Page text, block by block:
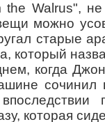
the Walrus",
можно
старые
который
Джон и
сочинил
которая